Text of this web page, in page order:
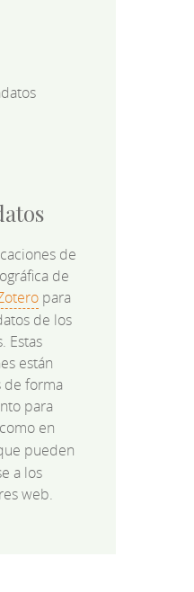
de
de
para
de los
Estas
están
forma
para
en
pueden
a los
web.